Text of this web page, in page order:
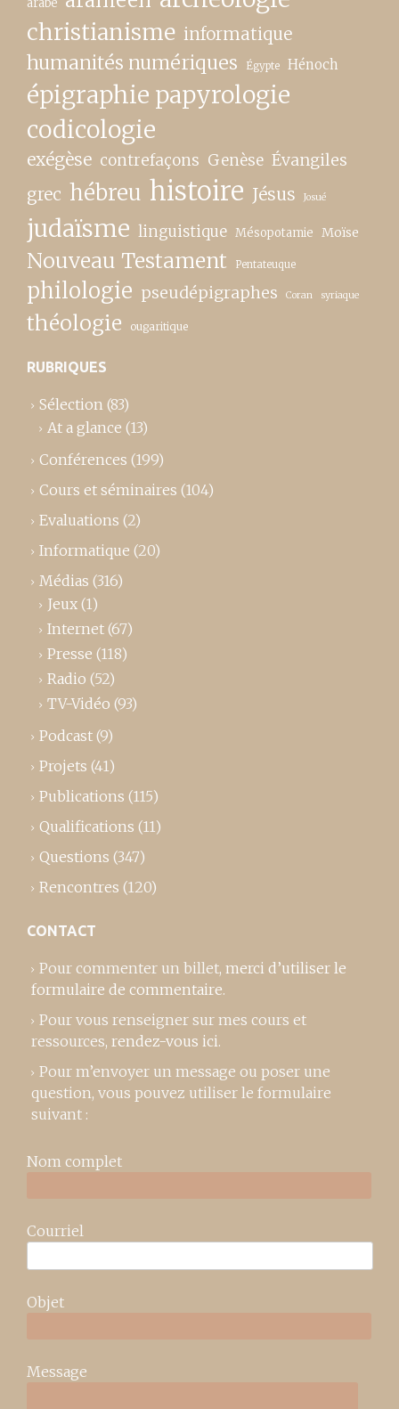
christianisme informatique
humanités numériques Égypte Hénoch
épigraphie papyrologie
codicologie
exégèse contrefaçons Genèse Évangiles
grec hébreu histoire Jésus Josué
judaïsme linguistique Mésopotamie Moïse
Nouveau Testament Pentateuque
philologie pseudépigraphes Coran syriaque
théologie ougaritique
RUBRIQUES
Sélection (83)
At a glance (13)
Conférences (199)
Cours et séminaires (104)
Evaluations (2)
Informatique (20)
Médias (316)
Jeux (1)
Internet (67)
Presse (118)
Radio (52)
TV-Vidéo (93)
Podcast (9)
Projets (41)
Publications (115)
Qualifications (11)
Questions (347)
Rencontres (120)
CONTACT
Pour commenter un billet, merci d’utiliser le
formulaire de commentaire.
Pour vous renseigner sur mes cours et
ressources, rendez-vous ici.
Pour m’envoyer un message ou poser une
question, vous pouvez utiliser le formulaire
suivant :
Nom complet
Courriel
Objet
Message